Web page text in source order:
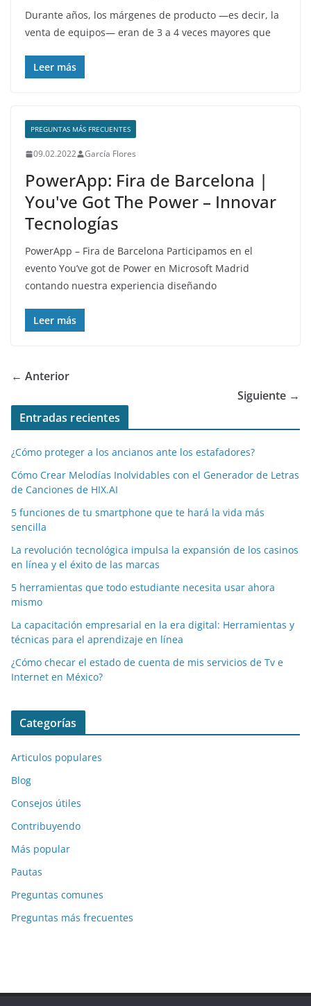
Durante años, los márgenes de producto —es decir, la
venta de equipos— eran de 3 a 4 veces mayores que
Leer más
PREGUNTAS MÁS FRECUENTES
09.02.2022 García Flores
PowerApp: Fira de Barcelona |
You've Got The Power – Innovar
Tecnologías
PowerApp – Fira de Barcelona Participamos en el
evento You’ve got de Power en Microsoft Madrid
contando nuestra experiencia diseñando
Leer más
← Anterior
Siguiente →
Entradas recientes
¿Cómo proteger a los ancianos ante los estafadores?
Cómo Crear Melodías Inolvidables con el Generador de Letras
de Canciones de HIX.AI
5 funciones de tu smartphone que te hará la vida más
sencilla
La revolución tecnológica impulsa la expansión de los casinos
en línea y el éxito de las marcas
5 herramientas que todo estudiante necesita usar ahora
mismo
La capacitación empresarial en la era digital: Herramientas y
técnicas para el aprendizaje en línea
¿Cómo checar el estado de cuenta de mis servicios de Tv e
Internet en México?
Categorías
Articulos populares
Blog
Consejos útiles
Contribuyendo
Más popular
Pautas
Preguntas comunes
Preguntas más frecuentes